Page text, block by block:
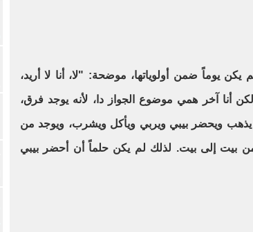
يوماً ضمن أولوياتها، موضحة: "لا، أنا لا أريد،
أنا آخر همي موضوع الجواز دا، لأنه يوجد فرق،
يذهب ويحضر بيبي ويربي ويأكل ويشرب، ويوجد من
بيت إلى بيت. لذلك لم يكن حلماً أن أحضر بيبي